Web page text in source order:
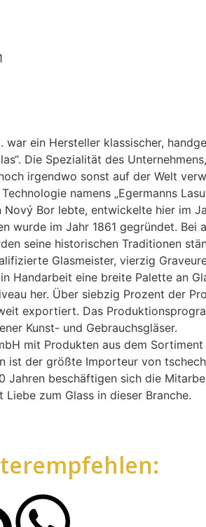
war ein Hersteller klassischer,
Die Spezialität des
irgendwo sonst auf der Welt
namens „Egermanns
Nový Bor lebte, entwickelte hier im
wurde im Jahr 1861 gegründet. Bei
seine historischen Traditionen
Glasmeister, vierzig
Handarbeit eine breite Palette an
her. Über siebzig Prozent der
exportiert. Das
Kunst- und Gebrauchsgläser.
mit Produkten aus dem
ist der größte Importeur von
Jahren beschäftigen sich die
Liebe zum Glass in dieser Branche.